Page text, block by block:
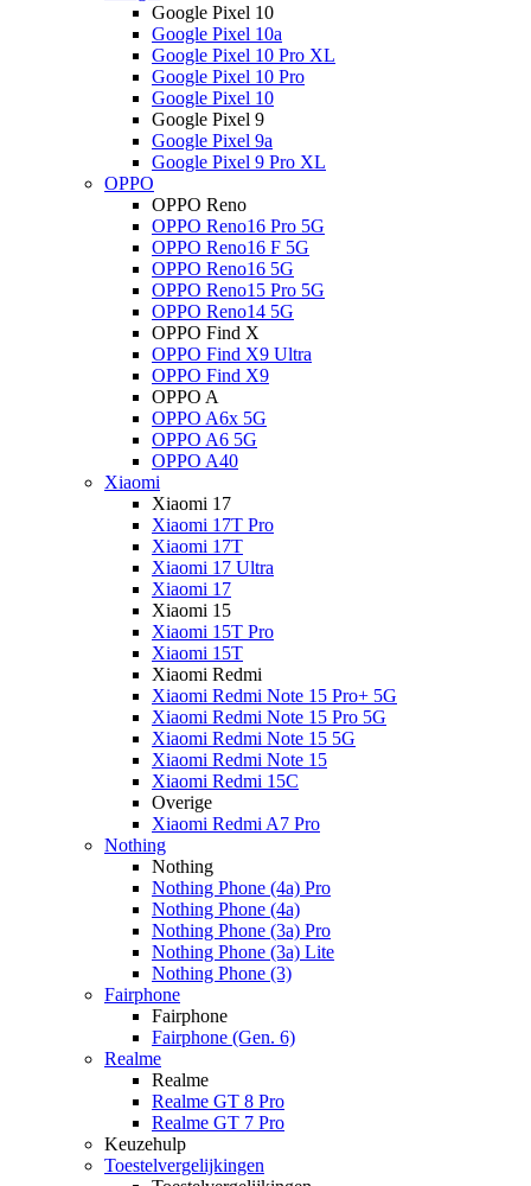
Google Pixel 10
Google Pixel 10a
Google Pixel 10 Pro XL
Google Pixel 10 Pro
Google Pixel 10
Google Pixel 9
Google Pixel 9a
Google Pixel 9 Pro XL
OPPO
OPPO Reno
OPPO Reno16 Pro 5G
OPPO Reno16 F 5G
OPPO Reno16 5G
OPPO Reno15 Pro 5G
OPPO Reno14 5G
OPPO Find X
OPPO Find X9 Ultra
OPPO Find X9
OPPO A
OPPO A6x 5G
OPPO A6 5G
OPPO A40
Xiaomi
Xiaomi 17
Xiaomi 17T Pro
Xiaomi 17T
Xiaomi 17 Ultra
Xiaomi 17
Xiaomi 15
Xiaomi 15T Pro
Xiaomi 15T
Xiaomi Redmi
Xiaomi Redmi Note 15 Pro+ 5G
Xiaomi Redmi Note 15 Pro 5G
Xiaomi Redmi Note 15 5G
Xiaomi Redmi Note 15
Xiaomi Redmi 15C
Overige
Xiaomi Redmi A7 Pro
Nothing
Nothing
Nothing Phone (4a) Pro
Nothing Phone (4a)
Nothing Phone (3a) Pro
Nothing Phone (3a) Lite
Nothing Phone (3)
Fairphone
Fairphone
Fairphone (Gen. 6)
Realme
Realme
Realme GT 8 Pro
Realme GT 7 Pro
Keuzehulp
Toestelvergelijkingen